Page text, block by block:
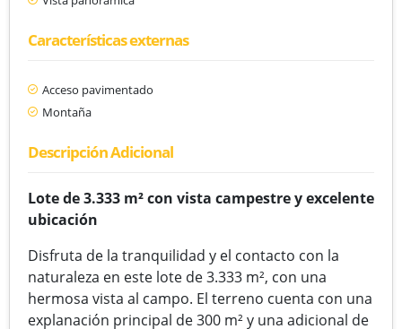
Características externas
Acceso pavimentado
Montaña
Descripción Adicional
Lote de 3.333 m² con vista campestre y excelente
ubicación
Disfruta de la tranquilidad y el contacto con la
naturaleza en este lote de 3.333 m², con una
hermosa vista al campo. El terreno cuenta con una
explanación principal de 300 m² y una adicional de